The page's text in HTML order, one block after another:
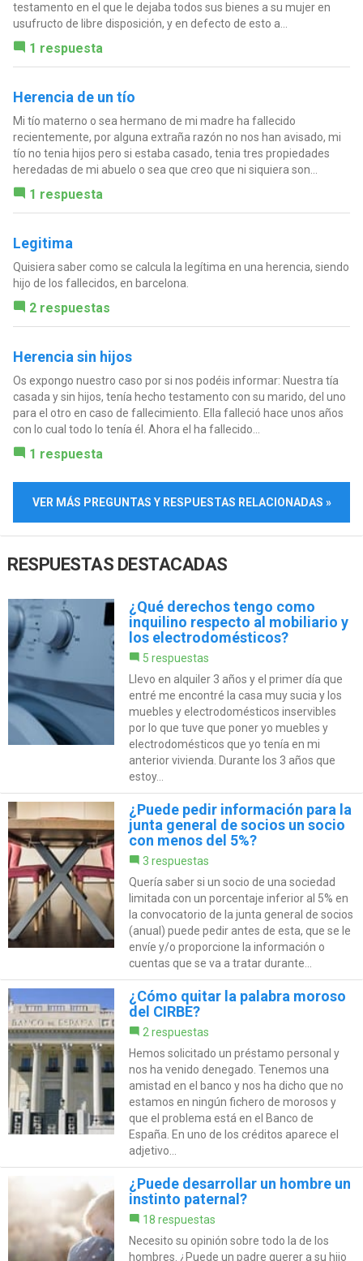
testamento en el que le dejaba todos sus bienes a su mujer en
usufructo de libre disposición, y en defecto de esto a...
1 respuesta
Herencia de un tío
Mi tío materno o sea hermano de mi madre ha fallecido
recientemente, por alguna extraña razón no nos han avisado, mi
tío no tenia hijos pero si estaba casado, tenia tres propiedades
heredadas de mi abuelo o sea que creo que ni siquiera son...
1 respuesta
Legitima
Quisiera saber como se calcula la legítima en una herencia, siendo
hijo de los fallecidos, en barcelona.
2 respuestas
Herencia sin hijos
Os expongo nuestro caso por si nos podéis informar: Nuestra tía
casada y sin hijos, tenía hecho testamento con su marido, del uno
para el otro en caso de fallecimiento. Ella falleció hace unos años
con lo cual todo lo tenía él. Ahora el ha fallecido...
1 respuesta
VER MÁS PREGUNTAS Y RESPUESTAS RELACIONADAS »
RESPUESTAS DESTACADAS
¿Qué derechos tengo como
inquilino respecto al mobiliario y
los electrodomésticos?
5 respuestas
Llevo en alquiler 3 años y el primer día que
entré me encontré la casa muy sucia y los
muebles y electrodomésticos inservibles
por lo que tuve que poner yo muebles y
electrodomésticos que yo tenía en mi
anterior vivienda. Durante los 3 años que
estoy...
¿Puede pedir información para la
junta general de socios un socio
con menos del 5%?
3 respuestas
Quería saber si un socio de una sociedad
limitada con un porcentaje inferior al 5% en
la convocatorio de la junta general de socios
(anual) puede pedir antes de esta, que se le
envíe y/o proporcione la información o
cuentas que se va a tratar durante...
¿Cómo quitar la palabra moroso
del CIRBE?
2 respuestas
Hemos solicitado un préstamo personal y
nos ha venido denegado. Tenemos una
amistad en el banco y nos ha dicho que no
estamos en ningún fichero de morosos y
que el problema está en el Banco de
España. En uno de los créditos aparece el
adjetivo...
¿Puede desarrollar un hombre un
instinto paternal?
18 respuestas
Necesito su opinión sobre todo la de los
hombres. ¿Puede un padre querer a su hijo